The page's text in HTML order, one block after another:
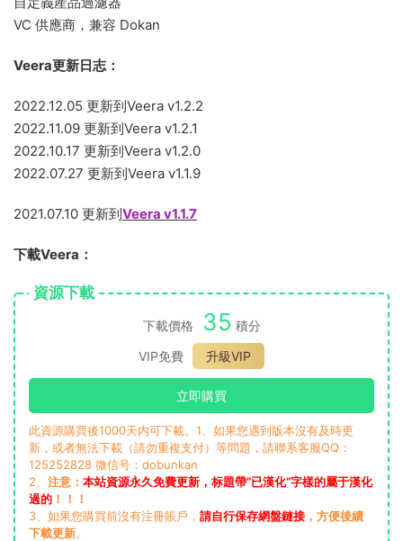
VC 供應商，兼容 Dokan
Veera更新日志：
2022.12.05 更新到Veera v1.2.2
2022.11.09 更新到Veera v1.2.1
2022.10.17 更新到Veera v1.2.0
2022.07.27 更新到Veera v1.1.9
2021.07.10 更新到Veera v1.1.7
下載Veera：
資源下載
下載價格 35 積分
VIP免費
升級VIP
立即購買
此資源購買後1000天内可下載。1、如果您遇到版本沒有及時更
新，或者無法下載（請勿重複支付）等問題，請聯系客服QQ：
125252828 微信号：dobunkan
2、 注意： 本站資源永久免費更新，标題帶“已漢化”字樣的屬于漢化
過的 ！！！
3、如果您購買前沒有注冊賬戶， 請自行保存網盤鏈接 ，方便後續
下載更新。